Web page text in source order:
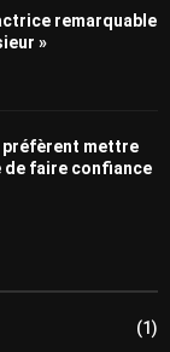
remarquable
»
préfèrent mettre
de faire confiance
(1)